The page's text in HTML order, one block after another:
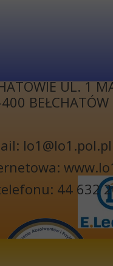
lo1@lo1.pol.pl
44 632
UL. 1
BEŁCHATÓW